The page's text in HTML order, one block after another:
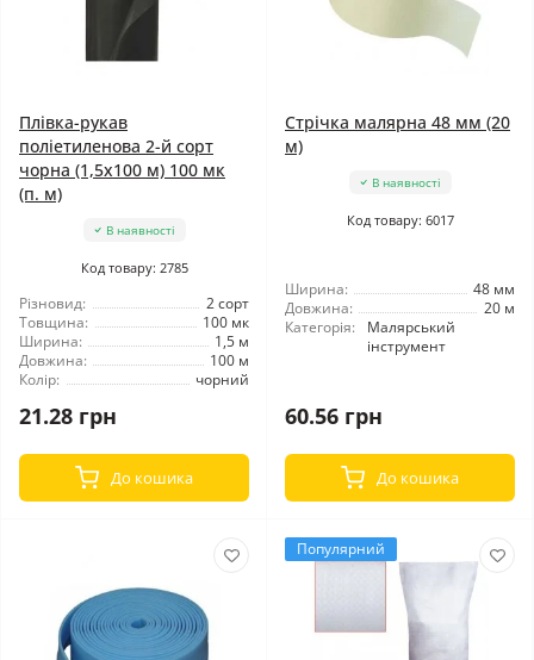
Плівка-рукав
поліетиленова 2-й сорт
чорна (1,5x100 м) 100 мк
(п. м)
В наявності
Код товару: 2785
Різновид:
2 сорт
Товщина:
100 мк
Ширина:
1,5 м
Довжина:
100 м
Колір:
чорний
21.28 грн
До кошика
Стрічка малярна 48 мм (20
м)
В наявності
Код товару: 6017
Ширина:
48 мм
Довжина:
20 м
Категорія:
Малярський
інструмент
60.56 грн
До кошика
Популярний